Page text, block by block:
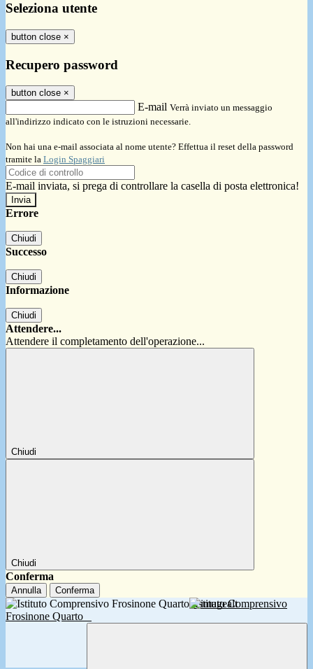
Seleziona utente
button close ×
Recupero password
button close ×
E-mail Verrà inviato un messaggio
all'indirizzo indicato con le istruzioni necessarie.
Non hai una e-mail associata al nome utente? Effettua il reset della password
tramite la Login Spaggiari
E-mail inviata, si prega di controllare la casella di posta elettronica!
Errore
Chiudi
Successo
Chiudi
Informazione
Chiudi
Attendere...
Attendere il completamento dell'operazione...
Chiudi
Chiudi
Conferma
Annulla Conferma
Istituto Comprensivo
Frosinone Quarto